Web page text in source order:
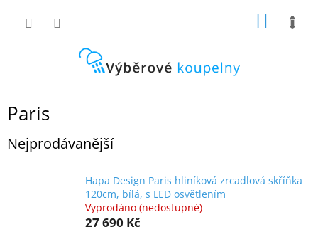
Paris
Nejprodávanější
Hapa Design Paris hliníková zrcadlová skříňka
120cm, bílá, s LED osvětlením
Vyprodáno (nedostupné)
27 690 Kč